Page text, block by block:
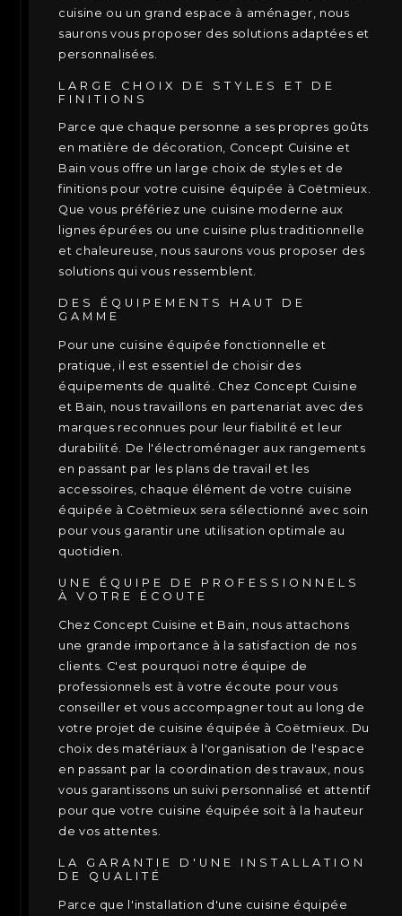
cuisine ou un grand espace à aménager, nous
saurons vous proposer des solutions adaptées et
personnalisées.
LARGE CHOIX DE STYLES ET DE
FINITIONS
Parce que chaque personne a ses propres goûts
en matière de décoration, Concept Cuisine et
Bain vous offre un large choix de styles et de
finitions pour votre cuisine équipée à Coëtmieux.
Que vous préfériez une cuisine moderne aux
lignes épurées ou une cuisine plus traditionnelle
et chaleureuse, nous saurons vous proposer des
solutions qui vous ressemblent.
DES ÉQUIPEMENTS HAUT DE
GAMME
Pour une cuisine équipée fonctionnelle et
pratique, il est essentiel de choisir des
équipements de qualité. Chez Concept Cuisine
et Bain, nous travaillons en partenariat avec des
marques reconnues pour leur fiabilité et leur
durabilité. De l'électroménager aux rangements
en passant par les plans de travail et les
accessoires, chaque élément de votre cuisine
équipée à Coëtmieux sera sélectionné avec soin
pour vous garantir une utilisation optimale au
quotidien.
UNE ÉQUIPE DE PROFESSIONNELS
À VOTRE ÉCOUTE
Chez Concept Cuisine et Bain, nous attachons
une grande importance à la satisfaction de nos
clients. C'est pourquoi notre équipe de
professionnels est à votre écoute pour vous
conseiller et vous accompagner tout au long de
votre projet de cuisine équipée à Coëtmieux. Du
choix des matériaux à l'organisation de l'espace
en passant par la coordination des travaux, nous
vous garantissons un suivi personnalisé et attentif
pour que votre cuisine équipée soit à la hauteur
de vos attentes.
LA GARANTIE D'UNE INSTALLATION
DE QUALITÉ
Parce que l'installation d'une cuisine équipée